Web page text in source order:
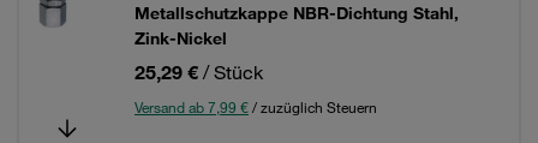
Metallschutzkappe NBR-Dichtung Stahl,
Zink-Nickel
25,29 € / Stück
Versand ab 7,99 €/ zuzüglich Steuern